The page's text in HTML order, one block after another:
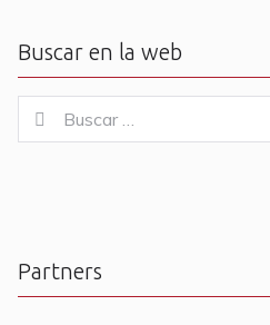
Buscar en la web
for:
Buscar
Partners